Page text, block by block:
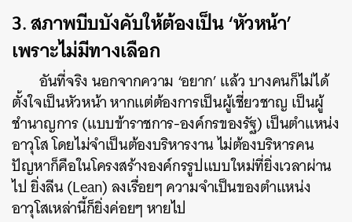
3. สภาพบีบบังคับให้ต้องเป็น ‘หัวหน้า’
เพราะไม่มีทางเลือก
อันที่จริง นอกจากความ ‘อยาก’ แล้ว บางคนก็ไม่ได้
ตั้งใจเป็นหัวหน้า หากแต่ต้องการเป็นผู้เชี่ยวชาญ เป็นผู้
ชำนาญการ (แบบข้าราชการ-องค์กรของรัฐ) เป็นตำแหน่ง
อาวุโส โดยไม่จำเป็นต้องบริหารงาน ไม่ต้องบริหารคน
ปัญหาก็คือในโครงสร้างองค์กรรูปแบบใหม่ที่ยิ่งเวลาผ่าน
ไป ยิ่งลีน (Lean) ลงเรื่อยๆ ความจำเป็นของตำแหน่ง
อาวุโสเหล่านี้ก็ยิ่งค่อยๆ หายไป